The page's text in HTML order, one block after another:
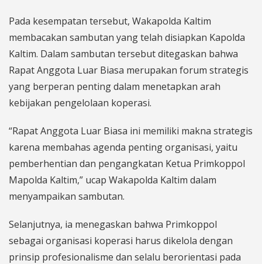
Pada kesempatan tersebut, Wakapolda Kaltim
membacakan sambutan yang telah disiapkan Kapolda
Kaltim. Dalam sambutan tersebut ditegaskan bahwa
Rapat Anggota Luar Biasa merupakan forum strategis
yang berperan penting dalam menetapkan arah
kebijakan pengelolaan koperasi.
“Rapat Anggota Luar Biasa ini memiliki makna strategis
karena membahas agenda penting organisasi, yaitu
pemberhentian dan pengangkatan Ketua Primkoppol
Mapolda Kaltim,” ucap Wakapolda Kaltim dalam
menyampaikan sambutan.
Selanjutnya, ia menegaskan bahwa Primkoppol
sebagai organisasi koperasi harus dikelola dengan
prinsip profesionalisme dan selalu berorientasi pada